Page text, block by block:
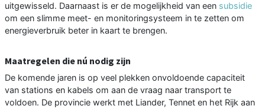
uitgewisseld. Daarnaast is er de mogelijkheid van een subsidie
om een slimme meet- en monitoringsysteem in te zetten om
energieverbruik beter in kaart te brengen.
Maatregelen die nú nodig zijn
De komende jaren is op veel plekken onvoldoende capaciteit
van stations en kabels om aan de vraag naar transport te
voldoen. De provincie werkt met Liander, Tennet en het Rijk aan